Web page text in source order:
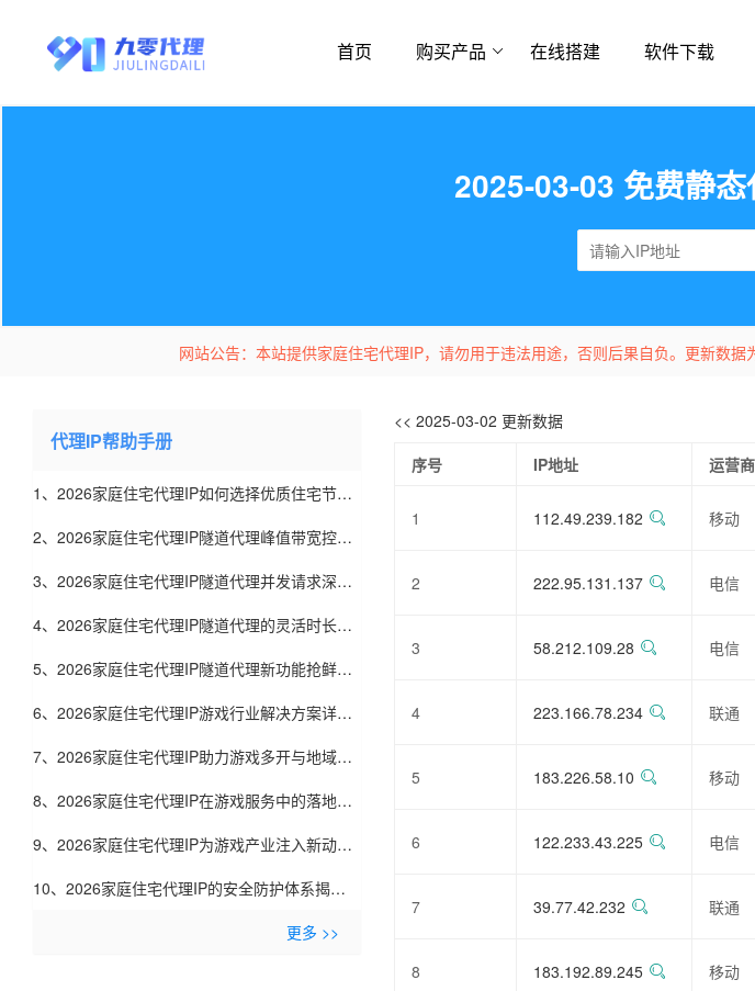
首页 购买产品 在线搭建 软件下载
2025-03-03 免费静
网站公告：本站提供家庭住宅代理IP，请勿用于违法用途，否则后果自负。更新数
代理IP帮助手册
1、2026家庭住宅代理IP如何选择优质住宅节点-
九零代理
2、2026家庭住宅代理IP隧道代理峰值带宽控制
术-九零代理
3、2026家庭住宅代理IP隧道代理并发请求深度
解析-九零代理
4、2026家庭住宅代理IP隧道代理的灵活时长设
置-九零代理
5、2026家庭住宅代理IP隧道代理新功能抢鲜看-
九零代理
6、2026家庭住宅代理IP游戏行业解决方案详解-
九零代理
7、2026家庭住宅代理IP助力游戏多开与地域测
试-九零代理
8、2026家庭住宅代理IP在游戏服务中的落地实
践-九零代理
9、2026家庭住宅代理IP为游戏产业注入新动力-
九零代理
10、2026家庭住宅代理IP的安全防护体系揭秘-
更多 >>
<< 2025-03-02 更新数据
序号
IP地址 运营商
1 112.49.239.182 移动
2 222.95.131.137 电信
3 58.212.109.28 电信
4 223.166.78.234 联通
5 183.226.58.10 移动
6 122.233.43.225 电信
7 39.77.42.232 联通
8 183.192.89.245 移动